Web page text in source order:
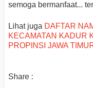
semoga bermanfaat...
Lihat juga DAFTAR
KECAMATAN KADUR
PROPINSI JAWA
Share :